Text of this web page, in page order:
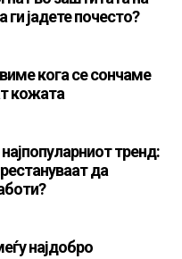
јадете почесто?
кога се сончаме
кожата
тренд:
да
најдобро